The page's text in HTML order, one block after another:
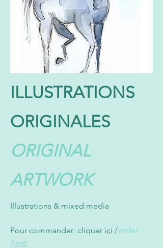
ILLUSTRATIONS
ORIGINALES
ORIGINAL
ARTWORK
Illustrations & mixed media
Pour commander: cliquer ici /order
here